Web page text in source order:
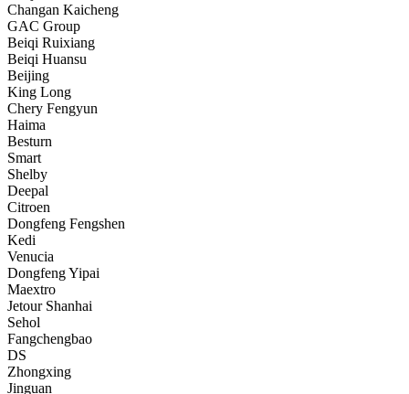
Changan Kaicheng
GAC Group
Beiqi Ruixiang
Beiqi Huansu
Beijing
King Long
Chery Fengyun
Haima
Besturn
Smart
Shelby
Deepal
Citroen
Dongfeng Fengshen
Kedi
Venucia
Dongfeng Yipai
Maextro
Jetour Shanhai
Sehol
Fangchengbao
DS
Zhongxing
Jinguan